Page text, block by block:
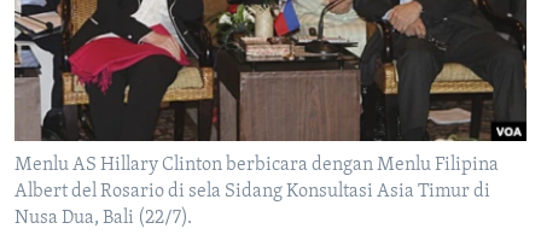
Bahasa-bahasa
Menlu AS Hillary Clinton berbicara dengan Menlu Filipina
Albert del Rosario di sela Sidang Konsultasi Asia Timur di
Nusa Dua, Bali (22/7).